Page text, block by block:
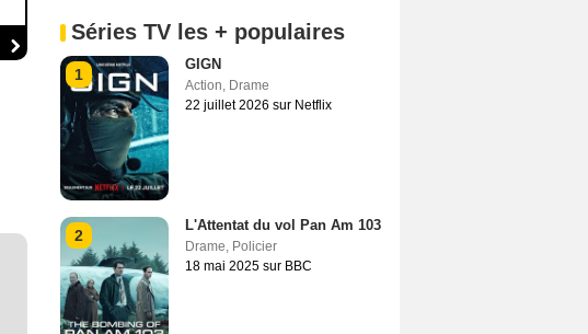
Séries TV les + populaires
1
GIGN
Action, Drame
22 juillet 2026 sur Netflix
2
L'Attentat du vol Pan Am 103
Drame, Policier
18 mai 2025 sur BBC